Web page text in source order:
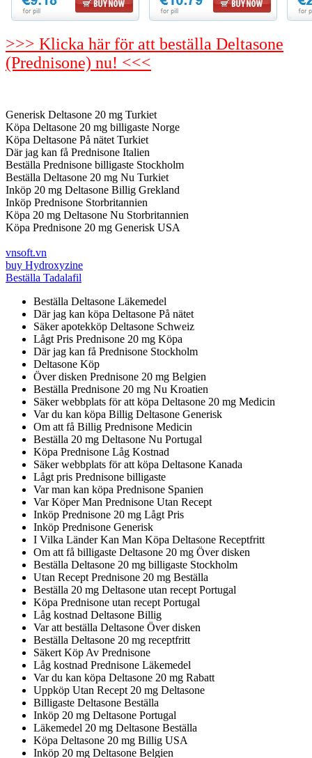
>>> Klicka här för att beställa Deltasone
(Prednisone) nu! <<<
Generisk Deltasone 20 mg Turkiet
Köpa Deltasone 20 mg billigaste Norge
Köpa Deltasone På nätet Turkiet
Där jag kan få Prednisone Italien
Beställa Prednisone billigaste Stockholm
Beställa Deltasone 20 mg Nu Turkiet
Inköp 20 mg Deltasone Billig Grekland
Inköp Prednisone Storbritannien
Köpa 20 mg Deltasone Nu Storbritannien
Köpa Prednisone 20 mg Generisk USA
vnsoft.vn
buy Hydroxyzine
Beställa Tadalafil
Beställa Deltasone Läkemedel
Där jag kan köpa Deltasone På nätet
Säker apotekköp Deltasone Schweiz
Lågt Pris Prednisone 20 mg Köpa
Där jag kan få Prednisone Stockholm
Deltasone Köp
Över disken Prednisone 20 mg Belgien
Beställa Prednisone 20 mg Nu Kroatien
Säker webbplats för att köpa Deltasone 20 mg Medicin
Var du kan köpa Billig Deltasone Generisk
Om att få Billig Prednisone Medicin
Beställa 20 mg Deltasone Nu Portugal
Köpa Prednisone Låg Kostnad
Säker webbplats för att köpa Deltasone Kanada
Lågt pris Prednisone billigaste
Var man kan köpa Prednisone Spanien
Var Köper Man Prednisone Utan Recept
Inköp Prednisone 20 mg Lågt Pris
Inköp Prednisone Generisk
I Vilka Länder Kan Man Köpa Deltasone Receptfritt
Om att få billigaste Deltasone 20 mg Över disken
Beställa Deltasone 20 mg billigaste Stockholm
Utan Recept Prednisone 20 mg Beställa
Beställa 20 mg Deltasone utan recept Portugal
Köpa Prednisone utan recept Portugal
Låg kostnad Deltasone Billig
Var att beställa Deltasone Över disken
Beställa Deltasone 20 mg receptfritt
Säkert Köp Av Prednisone
Låg kostnad Prednisone Läkemedel
Var du kan köpa Deltasone 20 mg Rabatt
Uppköp Utan Recept 20 mg Deltasone
Billigaste Deltasone Beställa
Inköp 20 mg Deltasone Portugal
Läkemedel 20 mg Deltasone Beställa
Köpa Deltasone 20 mg Billig USA
Inköp 20 mg Deltasone Belgien